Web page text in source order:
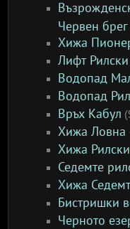
Червен брег
Хижа
Лифт
Водопад
Водопад
Връх Кабул
Хижа Ловна
Хижа
Седемте
Хижа
Бистришки
Черното